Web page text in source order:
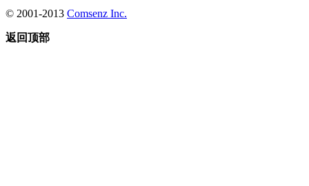
© 2001-2013 Comsenz Inc.
返回顶部